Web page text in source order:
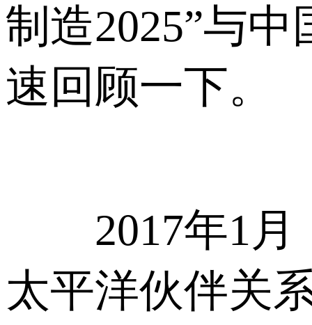
制造2025”与
速回顾一下。
2017年1月
太平洋伙伴关